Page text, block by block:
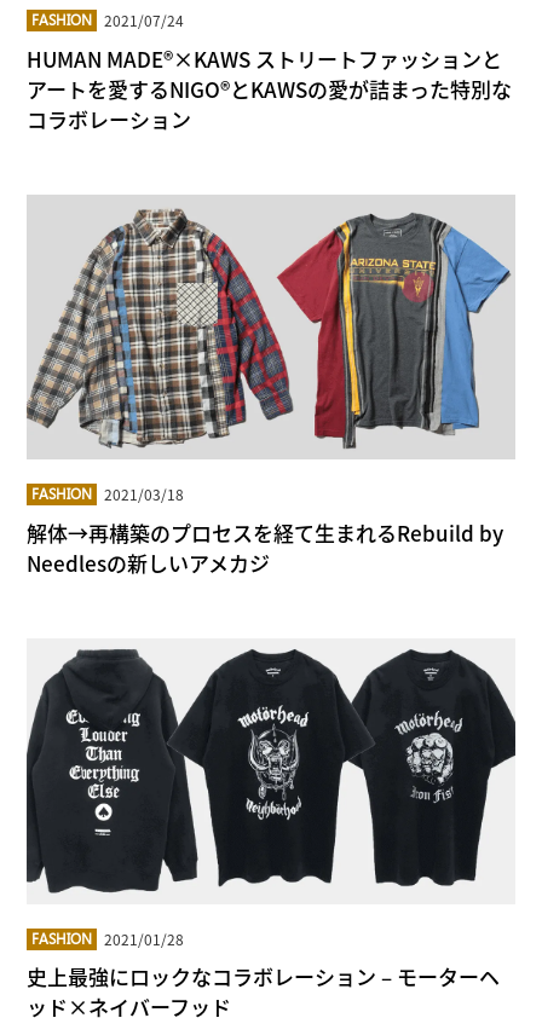
FASHION 2021/07/24
HUMAN MADE®×KAWS ストリートファッションと
アートを愛するNIGO®とKAWSの愛が詰まった特別な
コラボレーション
FASHION 2021/03/18
解体→再構築のプロセスを経て生まれるRebuild by
Needlesの新しいアメカジ
FASHION 2021/01/28
史上最強にロックなコラボレーション – モーターヘ
ッド×ネイバーフッド